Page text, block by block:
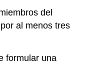
del
al menos tres
formular una